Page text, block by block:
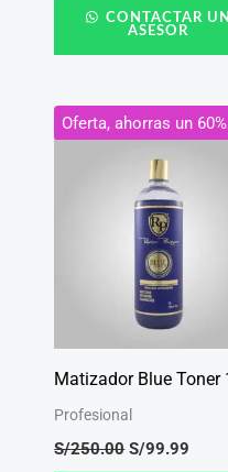
CONTACTAR UN
ASESOR
Oferta, ahorras un 60%
Matizador Blue Toner
Profesional
S/250.00
El
precio
original
era:
S/250.00.
S/99.99
El